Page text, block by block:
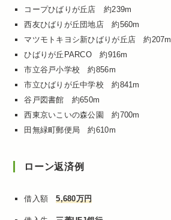
コープひばりが丘店 約239m
西友ひばりが丘団地店 約560m
マツモトキヨシ新ひばりが丘店 約207m
ひばりが丘PARCO 約916m
市立谷戸小学校 約856m
市立ひばりが丘中学校 約841m
谷戸図書館 約650m
西東京いこいの森公園 約700m
田無緑町郵便局 約610m
ローン返済例
借入額5,680万円